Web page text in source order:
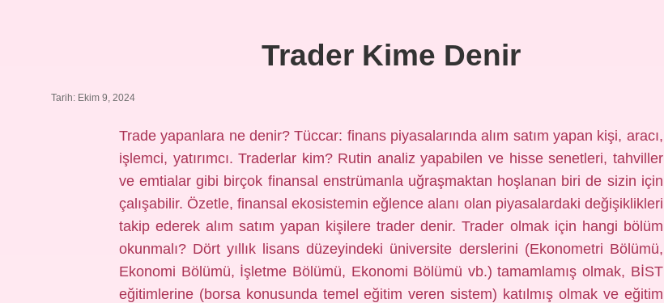
Trader Kime Denir
Tarih: Ekim 9, 2024
Trade yapanlara ne denir? Tüccar: finans piyasalarında alım satım yapan kişi, aracı,
işlemci, yatırımcı. Traderlar kim? Rutin analiz yapabilen ve hisse senetleri, tahviller
ve emtialar gibi birçok finansal enstrümanla uğraşmaktan hoşlanan biri de sizin için
çalışabilir. Özetle, finansal ekosistemin eğlence alanı olan piyasalardaki değişiklikleri
takip ederek alım satım yapan kişilere trader denir. Trader olmak için hangi bölüm
okunmalı? Dört yıllık lisans düzeyindeki üniversite derslerini (Ekonometri Bölümü,
Ekonomi Bölümü, İşletme Bölümü, Ekonomi Bölümü vb.) tamamlamış olmak, BİST
eğitimlerine (borsa konusunda temel eğitim veren sistem) katılmış olmak ve eğitim